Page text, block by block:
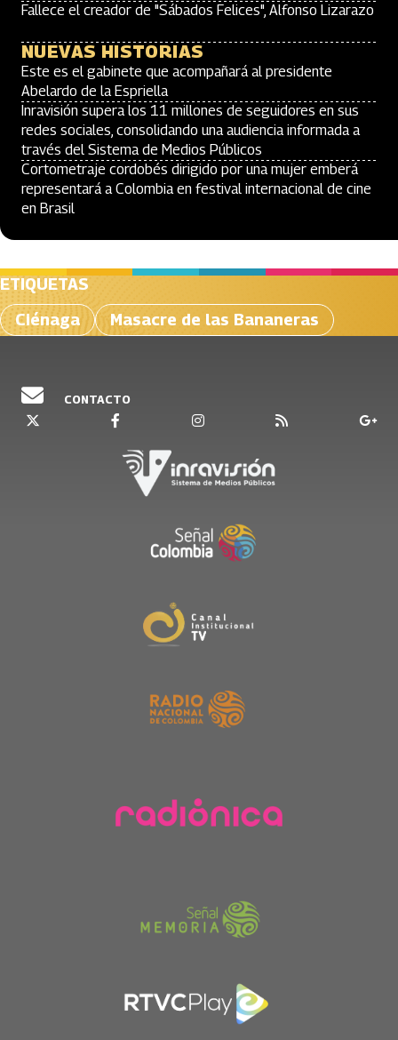
Fallece el creador de "Sábados Felices", Alfonso Lizarazo
NUEVAS HISTORIAS
Este es el gabinete que acompañará al presidente
Abelardo de la Espriella
Inravisión supera los 11 millones de seguidores en sus
redes sociales, consolidando una audiencia informada a
través del Sistema de Medios Públicos
Cortometraje cordobés dirigido por una mujer emberá
representará a Colombia en festival internacional de cine
en Brasil
ETIQUETAS
Ciénaga
Masacre de las Bananeras
CONTACTO